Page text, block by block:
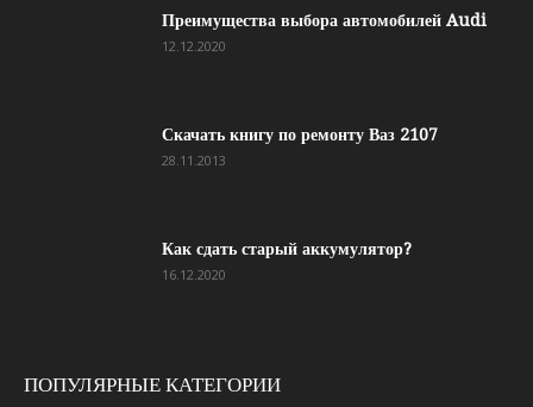
Преимущества выбора автомобилей Audi
12.12.2020
Скачать книгу по ремонту Ваз 2107
28.11.2013
Как сдать старый аккумулятор?
16.12.2020
ПОПУЛЯРНЫЕ КАТЕГОРИИ